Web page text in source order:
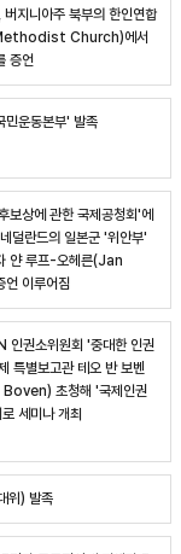
지니아주 북부의 한인연합
Church)에서
증언
민운동본부' 발족
보상에 관한 국제공청회'에
덜란드의 일본군 '위안부'
얀 루프-오헤른(Jan
이루어짐
인권소위원회 '중대한 인권
특별보고관 테오 반 보벤
초청해 '국제인권
세미나 개최
위) 발족